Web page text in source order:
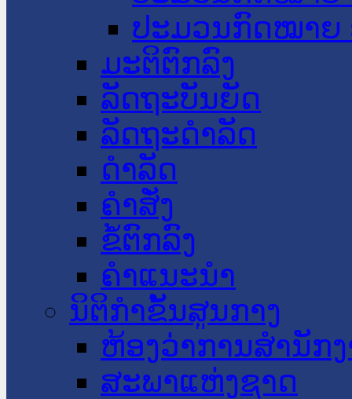
ປະມວນກົດໝາຍ
ມະຕິຕົກລົງ
ລັດຖະບັນຍັດ
ລັດຖະດໍາລັດ
ດໍາລັດ
ຄໍາສັ່ງ
ຂໍ້ຕົກລົງ
ຄໍາແນະນໍາ
ນິຕິກໍາຂັ້ນສູນກາງ
ຫ້ອງວ່າການສໍານັກ
ສະພາແຫ່ງຊາດ